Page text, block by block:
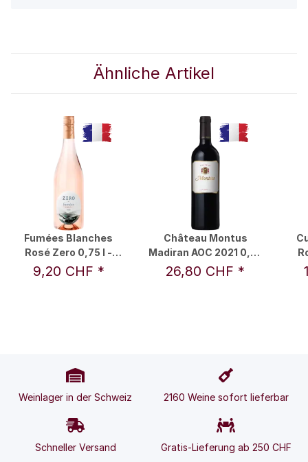
Ähnliche Artikel
Fumées Blanches
Rosé Zero 0,75 l -
François Lurton
9,20 CHF *
Château Montus
Madiran AOC 2021 0,75
l - Alain Brumont
26,80 CHF *
Weinlager in der Schweiz 2160 Weine sofort lieferbar
Schneller Versand Gratis-Lieferung ab 250 CHF